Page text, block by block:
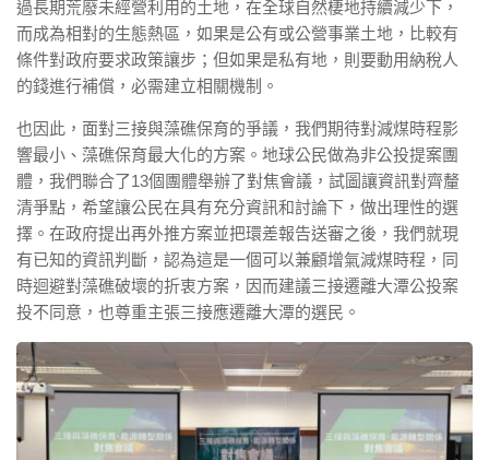
過長期荒廢未經營利⽤的⼟地，在全球⾃然棲地持續減少下，
⽽成為相對的⽣態熱區，如果是公有或公營事業⼟地，比較有
條件對政府要求政策讓步；但如果是私有地，則要動⽤納稅⼈
的錢進⾏補償，必需建立相關機制。
也因此，⾯對三接與藻礁保育的爭議，我們期待對減煤時程影
響最⼩、藻礁保育最⼤化的⽅案。地球公民做為非公投提案團
體，我們聯合了13個團體舉辦了對焦會議，試圖讓資訊對齊釐
清爭點，希望讓公⺠在具有充分資訊和討論下，做出理性的選
擇。在政府提出再外推⽅案並把環差報告送審之後，我們就現
有已知的資訊判斷，認為這是⼀個可以兼顧增氣減煤時程，同
時迴避對藻礁破壞的折衷⽅案，因⽽建議三接遷離⼤潭公投案
投不同意，也尊重主張三接應遷離⼤潭的選⺠。